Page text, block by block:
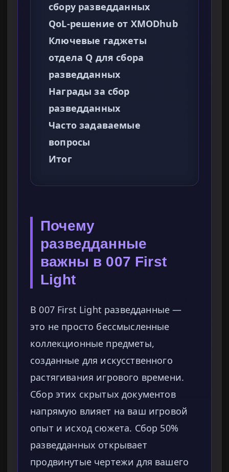
сбору разведданных
QoL-решение от XMODhub
Ключевые гаджеты
отдела Q для сбора
разведданных
Награды за сбор
разведданных
Часто задаваемые
вопросы
Итог
Почему
разведданные
важны в 007 First
Light
В 007 First Light разведданные —
это не просто бессмысленные
коллекционные предметы,
созданные для искусственного
растягивания игрового времени.
Сбор этих скрытых документов
напрямую влияет на ваш игровой
опыт и исход сюжета. Сбор 50%
разведданных открывает
продвинутые чертежи для вашего